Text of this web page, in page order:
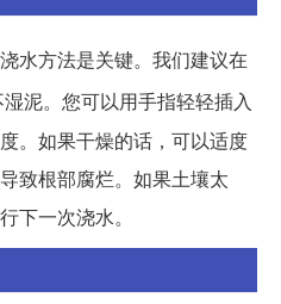
水方法是关键。我们建议在
泥。您可以用手指轻轻插入
。如果干燥的话，可以适度
致根部腐烂。如果土壤太
下一次浇水。